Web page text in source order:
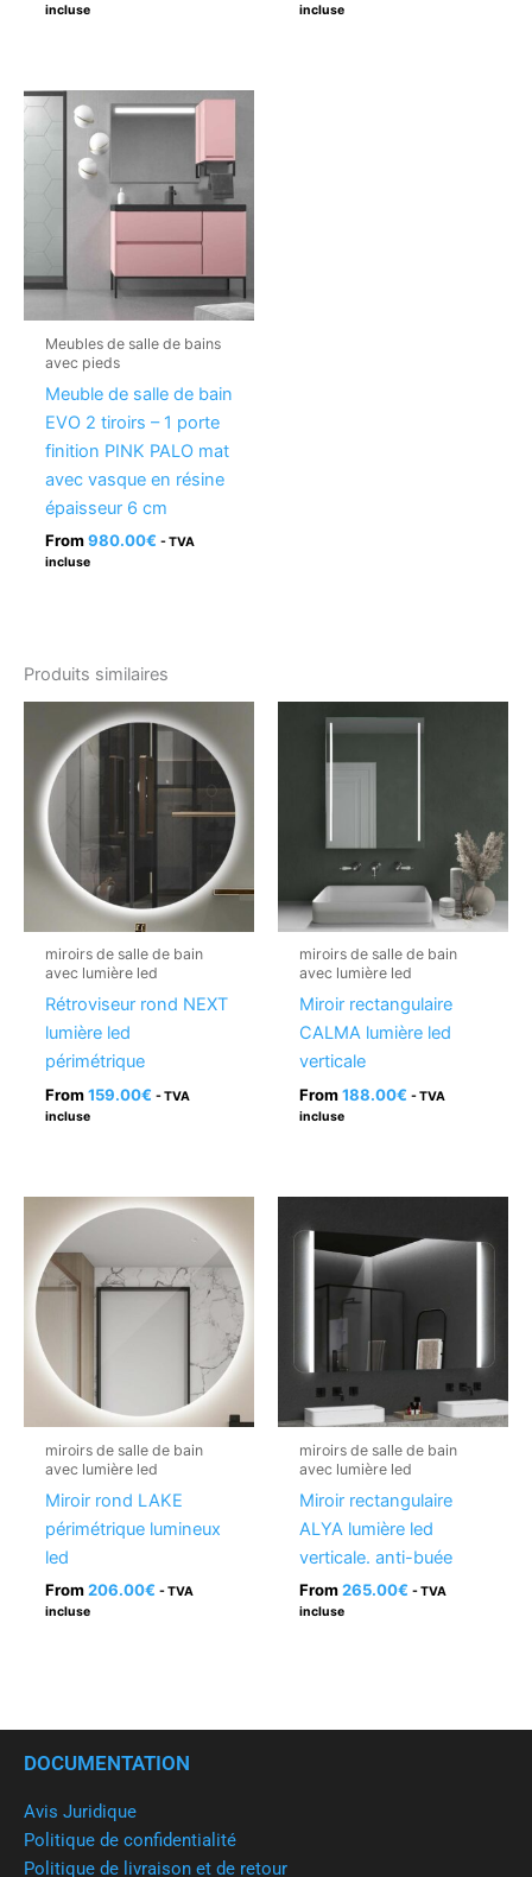
incluse
incluse
Meubles de salle de bains
avec pieds
Meuble de salle de bain
EVO 2 tiroirs – 1 porte
finition PINK PALO mat
avec vasque en résine
épaisseur 6 cm
From 980.00€ - TVA
incluse
Produits similaires
miroirs de salle de bain
avec lumière led
Rétroviseur rond NEXT
lumière led
périmétrique
From 159.00€ - TVA
incluse
miroirs de salle de bain
avec lumière led
Miroir rectangulaire
CALMA lumière led
verticale
From 188.00€ - TVA
incluse
miroirs de salle de bain
avec lumière led
Miroir rond LAKE
périmétrique lumineux
led
From 206.00€ - TVA
incluse
miroirs de salle de bain
avec lumière led
Miroir rectangulaire
ALYA lumière led
verticale. anti-buée
From 265.00€ - TVA
incluse
DOCUMENTATION
Avis Juridique
Politique de confidentialité
Politique de livraison et de retour